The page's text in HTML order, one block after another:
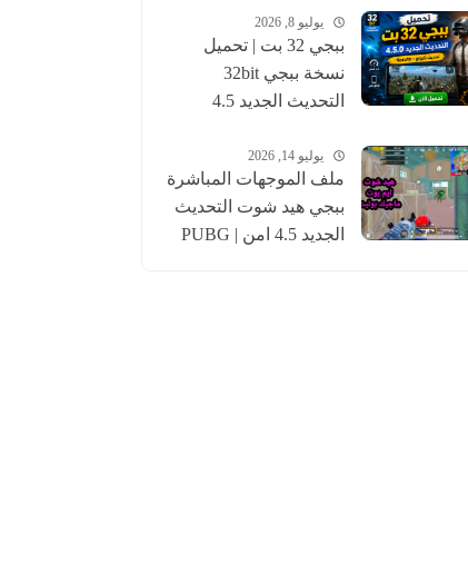
pubgskins
يوليو 8, 2026
ببجي 32 بت | تحميل
نسخة ببجي 32bit
التحديث الجديد 4.5
يوليو 14, 2026
ملف الموجهات المباشرة
ببجي هيد شوت التحديث
الجديد 4.5 امن | PUBG